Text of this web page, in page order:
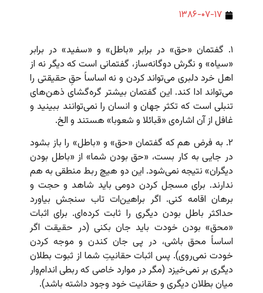
۱۳۸۶-۰۷-۱۷
۱. گفتمان «حق» در برابر «باطل» و «سفید» در برابر
«سیاه» و نگرش دوگانه‌ساز، گفتمانی است که دیگر نه از
اهل خرد دلبری می‌تواند کردن و نه اساساً حقِ حقیقتی را
می‌تواند ادا کند. این گفتمان بیشتر گره‌گشای ذهن‌های
تنبلی است که تکثر جهان و انسان را نمی‌توانند ببینید و
غافل از آن اشاره‌ی «قبائلا و شعوبا» هستند و الخ.
۲. به فرض هم که گفتمان «حق» و «باطل» را باز بشود
در جایی به کار بست، «حق بودن شما» از «باطل بودن
دیگران» نتیجه نمی‌شود. این دو هیچ ربط منطقی به هم
ندارند. برای مسجل کردن دومی باید شاهد و حجت و
برهان اقامه کنی. اگر براهین‌ات تاب سنجش بیاورد
حداکثر باطل بودن دیگری را ثابت کرده‌ای. برای اثبات
«محق» بودن خودت باید جان بکنی (در حقیقت اگر
اساساً محق باشی، در پی جان‌ کندن و موجه کردن
خودت نمی‌روی). پس اثبات حقانیتِ شما از ثبوت بطلان
دیگری بر نمی‌خیزد (مگر در موارد خاصی که ربطی اندام‌وار
میان بطلان دیگری و حقانیت خود وجود داشته باشد).